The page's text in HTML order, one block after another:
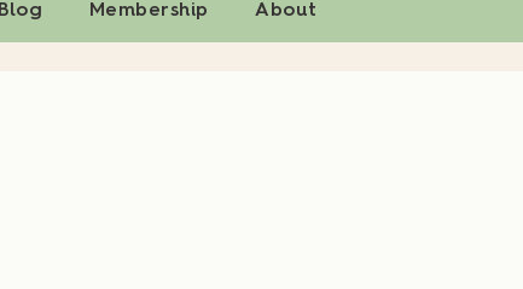
Blog Membership About